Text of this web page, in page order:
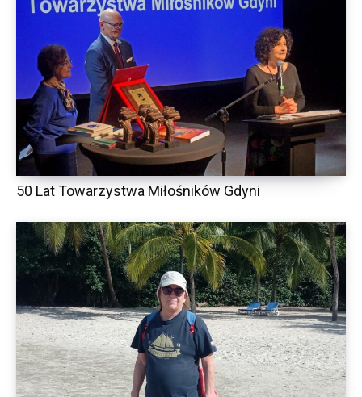
50 Lat Towarzystwa Miłośników Gdyni